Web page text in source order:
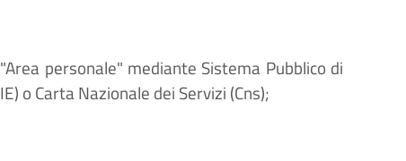
personale" mediante Sistema Pubblico di
o Carta Nazionale dei Servizi (Cns);